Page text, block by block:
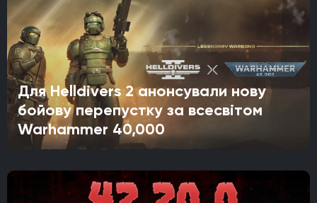
Для Helldivers 2 анонсували нову
бойову перепустку за всесвітом
Warhammer 40,000